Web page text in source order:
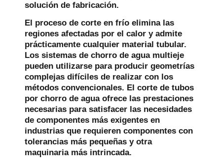
solución de fabricación.
El proceso de corte en frío elimina las
regiones afectadas por el calor y admite
prácticamente cualquier material tubular.
Los sistemas de chorro de agua multieje
pueden utilizarse para producir geometrías
complejas difíciles de realizar con los
métodos convencionales. El corte de tubos
por chorro de agua ofrece las prestaciones
necesarias para satisfacer las necesidades
de componentes más exigentes en
industrias que requieren componentes con
tolerancias más pequeñas y otra
maquinaria más intrincada.